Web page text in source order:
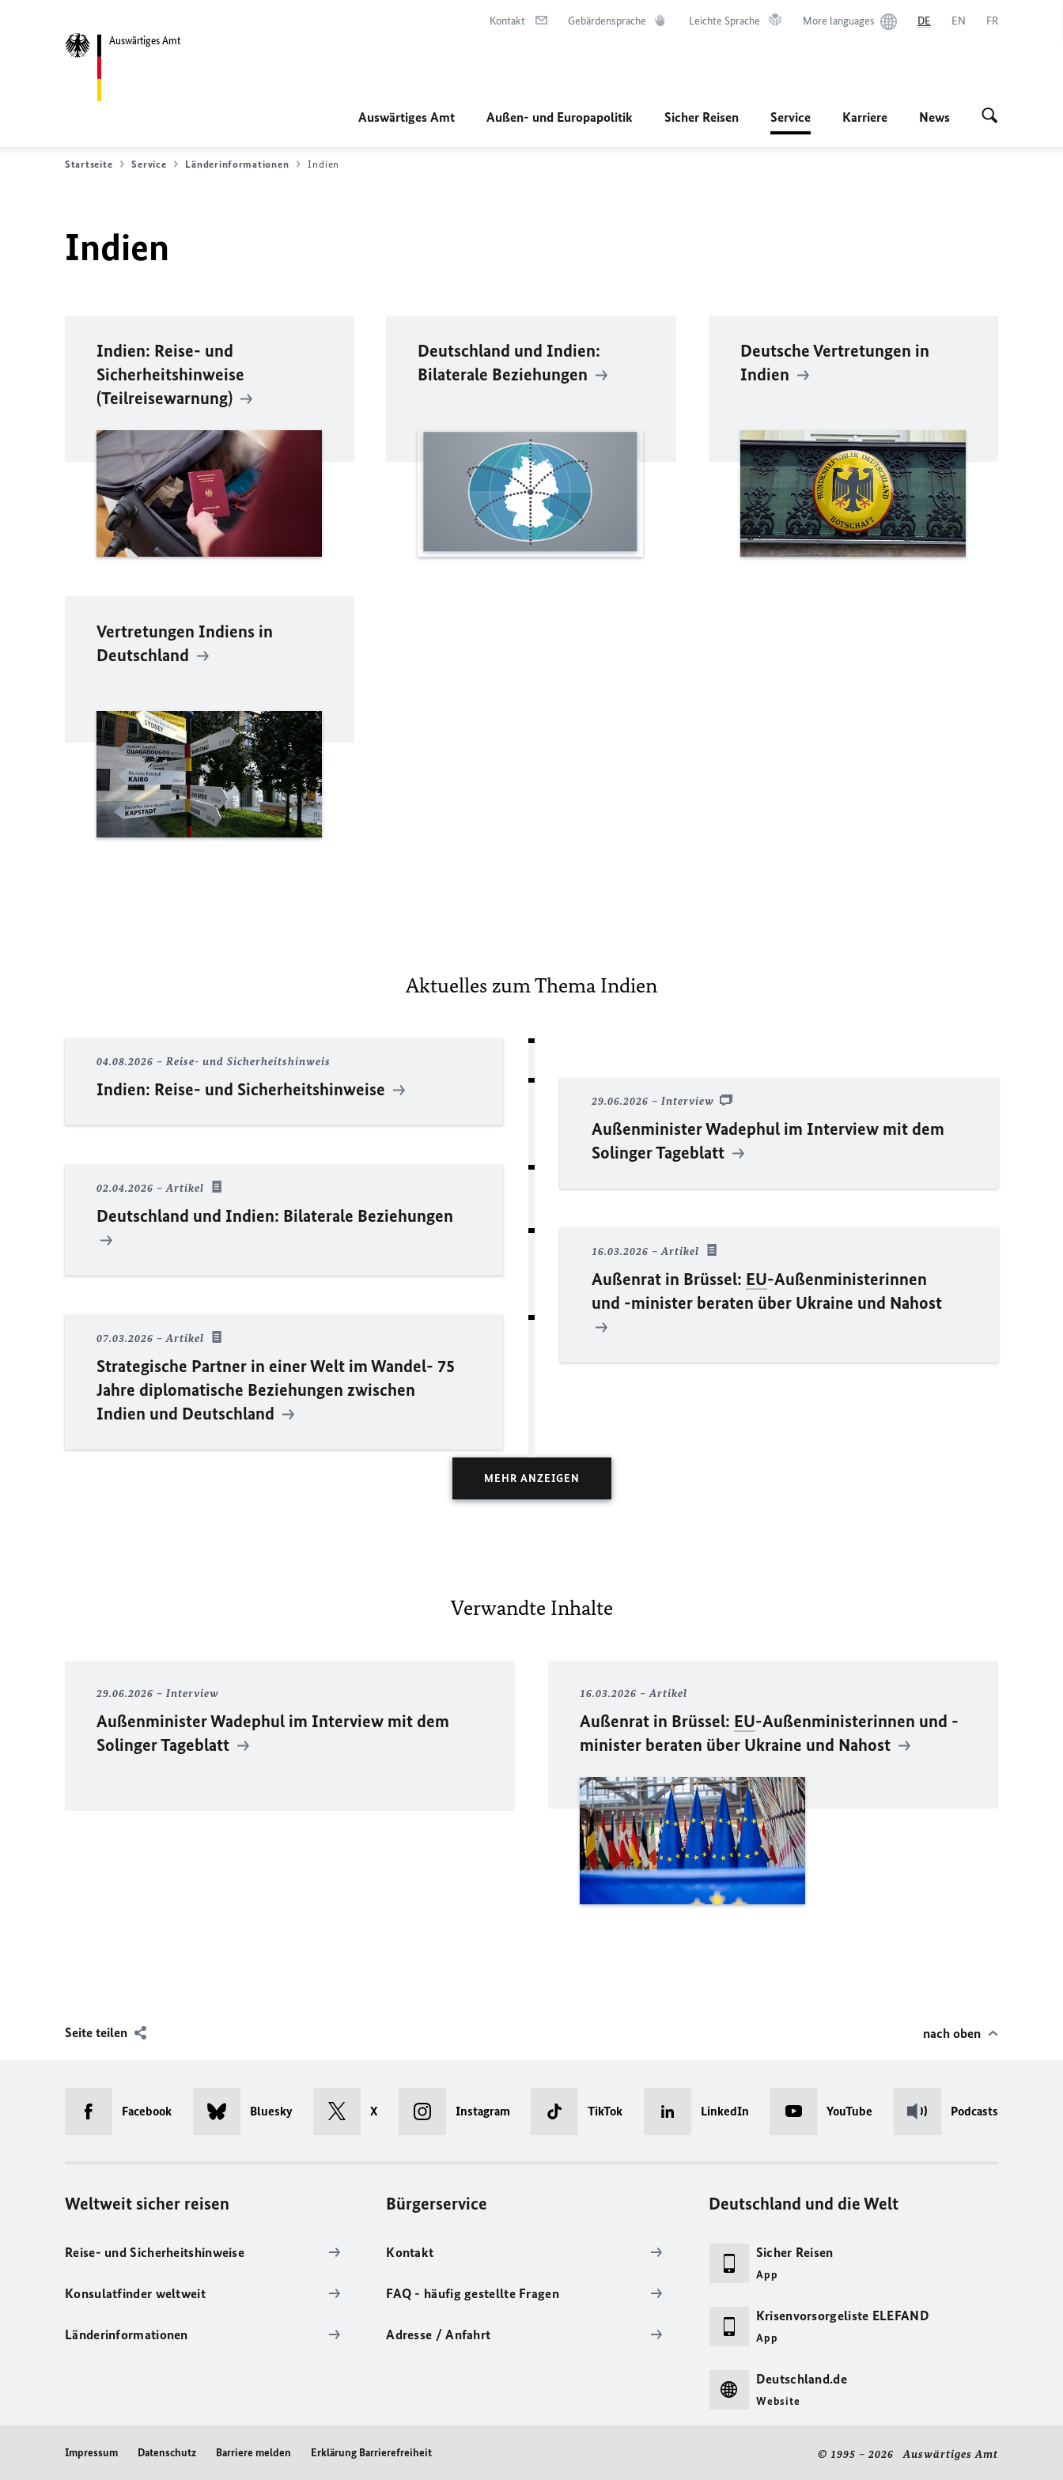
Auswärtiges Amt
Kontakt Gebärdensprache Leichte Sprache More languages DE EN FR
Auswärtiges Amt Außen- und Europapolitik Sicher Reisen Service Karriere News
Startseite Service Länderinformationen Indien
Indien
Indien: Reise- und
Sicherheitshinweise
(Teilreisewarnung)
Deutschland und Indien:
Bilaterale Beziehungen
Deutsche Vertretungen in
Indien
Vertretungen Indiens in
Deutschland
Aktuelles zum Thema Indien
04.08.2026 Reise- und Sicherheitshinweis
Indien: Reise- und Sicherheitshinweise
29.06.2026 Interview
Außenminister Wadephul im Interview mit dem
Solinger Tageblatt
02.04.2026 Artikel
Deutschland und Indien: Bilaterale Beziehungen
16.03.2026 Artikel
Außenrat in Brüssel: EU-Außenministerinnen
und -minister beraten über Ukraine und Nahost
07.03.2026 Artikel
Strategische Partner in einer Welt im Wandel- 75
Jahre diplomatische Beziehungen zwischen
Indien und Deutschland
MEHR ANZEIGEN
Verwandte Inhalte
29.06.2026 Interview
Außenminister Wadephul im Interview mit dem
Solinger Tageblatt
16.03.2026 Artikel
Außenrat in Brüssel: EU-Außenministerinnen und -
minister beraten über Ukraine und Nahost
Seite teilen nach oben
Facebook Bluesky X Instagram TikTok LinkedIn YouTube Podcasts
Weltweit sicher reisen
Reise- und Sicherheitshinweise
Konsulatfinder weltweit
Länderinformationen
Bürgerservice
Kontakt
FAQ - häufig gestellte Fragen
Adresse / Anfahrt
Deutschland und die Welt
Sicher Reisen
App
Krisenvorsorgeliste ELEFAND
App
Deutschland.de
Website
Impressum Datenschutz Barriere melden Erklärung Barrierefreiheit © 1995 – 2026 Auswärtiges Amt